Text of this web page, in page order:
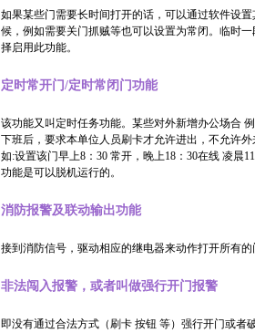
如果某些门需要长时间打开的话，可以通过软件设
候，例如需要关门抓贼等也可以设置为常闭。临时
择启用此功能。
定时常开门/定时常闭门功能
该功能又叫定时任务功能。某些对外新增办公场合
下班后，要求本单位人员刷卡才允许进出，不允许
如:设置该门早上8：30 常开，晚上18：30在线 凌晨
功能是可以脱机运行的。
消防报警及联动输出功能
接到消防信号，驱动相应的继电器来动作打开所有
非法闯入报警，或者叫做强行开门报警
即没有通过合法方式（刷卡 按钮 等）强行开门或